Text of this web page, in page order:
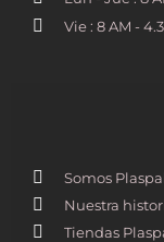
Vie : 8 AM -
Somos
Nuestra
Tiendas